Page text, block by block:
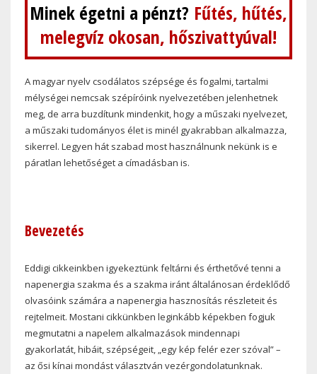
Minek égetni a pénzt? Fűtés, hűtés,
melegvíz okosan, hőszivattyúval!
A magyar nyelv csodálatos szépsége és fogalmi, tartalmi
mélységei nemcsak szépíróink nyelvezetében jelenhetnek
meg, de arra buzdítunk mindenkit, hogy a műszaki nyelvezet,
a műszaki tudományos élet is minél gyakrabban alkalmazza,
sikerrel. Legyen hát szabad most használnunk nekünk is e
páratlan lehetőséget a címadásban is.
Bevezetés
Eddigi cikkeinkben igyekeztünk feltárni és érthetővé tenni a
napenergia szakma és a szakma iránt általánosan érdeklődő
olvasóink számára a napenergia hasznosítás részleteit és
rejtelmeit. Mostani cikkünkben leginkább képekben fogjuk
megmutatni a napelem alkalmazások mindennapi
gyakorlatát, hibáit, szépségeit, „egy kép felér ezer szóval” –
az ősi kínai mondást választván vezérgondolatunknak.